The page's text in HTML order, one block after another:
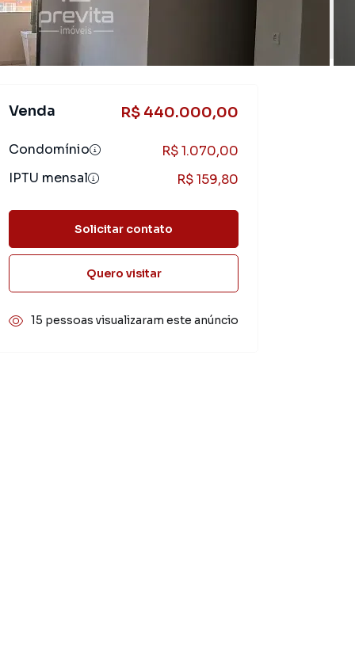
Venda R$ 440.000,00
Condomínio
R$ 1.070,00
IPTU mensal
R$ 159,80
Solicitar contato
Quero visitar
15 pessoas visualizaram este anúncio